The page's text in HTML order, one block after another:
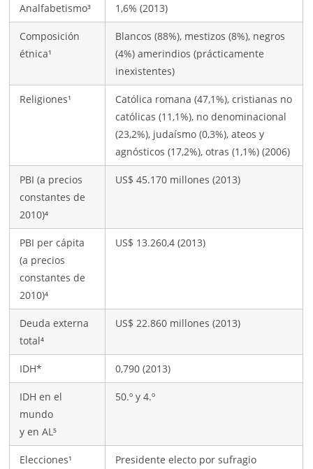
Analfabetismo³ 1,6% (2013)
Composición
étnica¹
Blancos (88%), mestizos (8%), negros
(4%) amerindios (prácticamente
inexistentes)
Religiones¹
Católica romana (47,1%), cristianas no
católicas (11,1%), no denominacional
(23,2%), judaísmo (0,3%), ateos y
agnósticos (17,2%), otras (1,1%) (2006)
PBI (a precios
constantes de
2010)⁴
US$ 45.170 millones (2013)
PBI per cápita
(a precios
constantes de
2010)⁴
US$ 13.260,4 (2013)
Deuda externa
total⁴
US$ 22.860 millones (2013)
IDH* 0,790 (2013)
IDH en el
mundo
y en AL⁵
50.º y 4.º
Elecciones¹
Presidente electo por sufragio